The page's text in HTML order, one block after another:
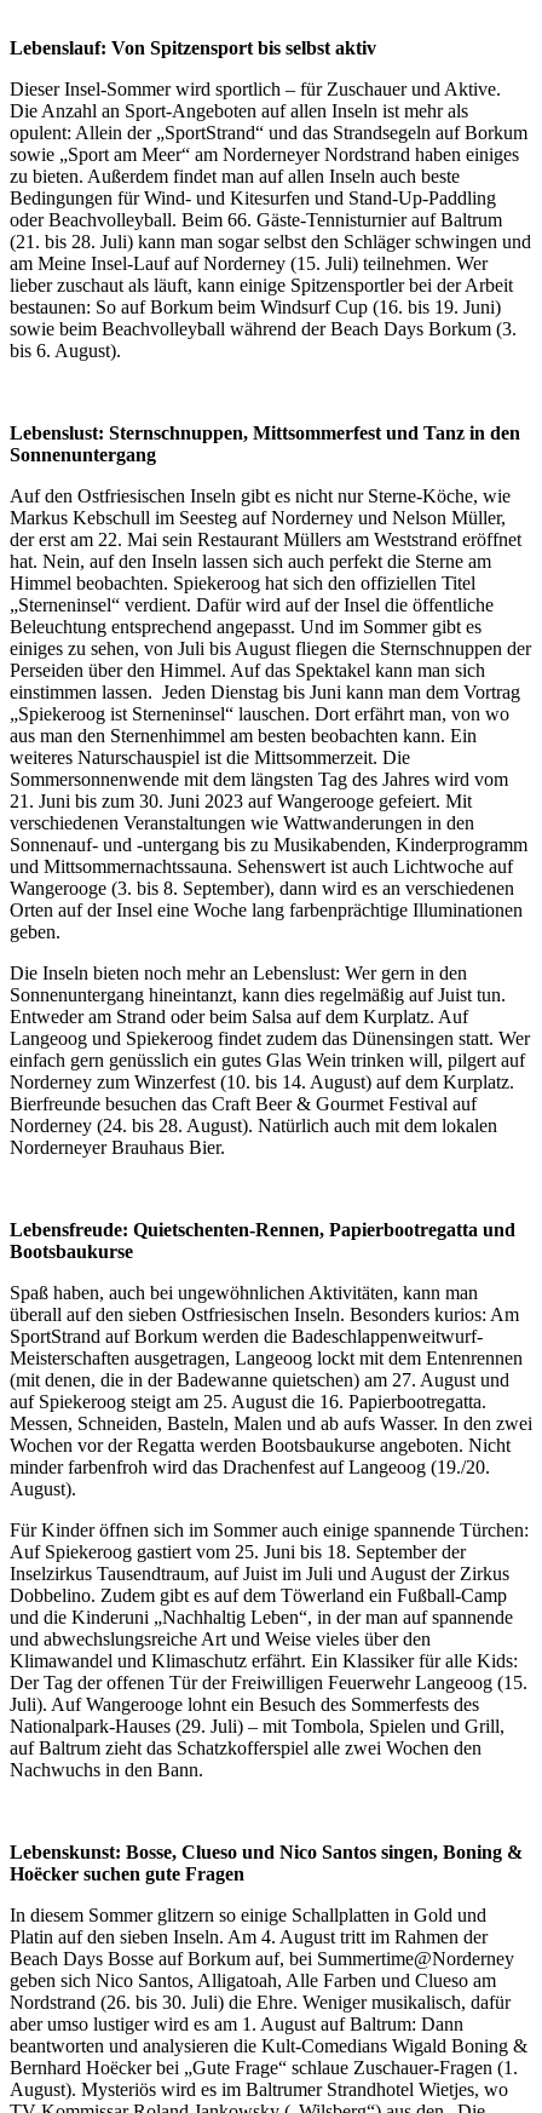
Lebenslauf: Von Spitzensport bis selbst aktiv
Dieser Insel-Sommer wird sportlich – für Zuschauer und Aktive.
Die Anzahl an Sport-Angeboten auf allen Inseln ist mehr als
opulent: Allein der „SportStrand“ und das Strandsegeln auf Borkum
sowie „Sport am Meer“ am Norderneyer Nordstrand haben einiges
zu bieten. Außerdem findet man auf allen Inseln auch beste
Bedingungen für Wind- und Kitesurfen und Stand-Up-Paddling
oder Beachvolleyball. Beim 66. Gäste-Tennisturnier auf Baltrum
(21. bis 28. Juli) kann man sogar selbst den Schläger schwingen und
am Meine Insel-Lauf auf Norderney (15. Juli) teilnehmen. Wer
lieber zuschaut als läuft, kann einige Spitzensportler bei der Arbeit
bestaunen: So auf Borkum beim Windsurf Cup (16. bis 19. Juni)
sowie beim Beachvolleyball während der Beach Days Borkum (3.
bis 6. August).
Lebenslust: Sternschnuppen, Mittsommerfest und Tanz in den
Sonnenuntergang
Auf den Ostfriesischen Inseln gibt es nicht nur Sterne-Köche, wie
Markus Kebschull im Seesteg auf Norderney und Nelson Müller,
der erst am 22. Mai sein Restaurant Müllers am Weststrand eröffnet
hat. Nein, auf den Inseln lassen sich auch perfekt die Sterne am
Himmel beobachten. Spiekeroog hat sich den offiziellen Titel
„Sterneninsel“ verdient. Dafür wird auf der Insel die öffentliche
Beleuchtung entsprechend angepasst. Und im Sommer gibt es
einiges zu sehen, von Juli bis August fliegen die Sternschnuppen der
Perseiden über den Himmel. Auf das Spektakel kann man sich
einstimmen lassen. Jeden Dienstag bis Juni kann man dem Vortrag
„Spiekeroog ist Sterneninsel“ lauschen. Dort erfährt man, von wo
aus man den Sternenhimmel am besten beobachten kann. Ein
weiteres Naturschauspiel ist die Mittsommerzeit. Die
Sommersonnenwende mit dem längsten Tag des Jahres wird vom
21. Juni bis zum 30. Juni 2023 auf Wangerooge gefeiert. Mit
verschiedenen Veranstaltungen wie Wattwanderungen in den
Sonnenauf- und -untergang bis zu Musikabenden, Kinderprogramm
und Mittsommernachtssauna. Sehenswert ist auch Lichtwoche auf
Wangerooge (3. bis 8. September), dann wird es an verschiedenen
Orten auf der Insel eine Woche lang farbenprächtige Illuminationen
geben.
Die Inseln bieten noch mehr an Lebenslust: Wer gern in den
Sonnenuntergang hineintanzt, kann dies regelmäßig auf Juist tun.
Entweder am Strand oder beim Salsa auf dem Kurplatz. Auf
Langeoog und Spiekeroog findet zudem das Dünensingen statt. Wer
einfach gern genüsslich ein gutes Glas Wein trinken will, pilgert auf
Norderney zum Winzerfest (10. bis 14. August) auf dem Kurplatz.
Bierfreunde besuchen das Craft Beer & Gourmet Festival auf
Norderney (24. bis 28. August). Natürlich auch mit dem lokalen
Norderneyer Brauhaus Bier.
Lebensfreude: Quietschenten-Rennen, Papierbootregatta und
Bootsbaukurse
Spaß haben, auch bei ungewöhnlichen Aktivitäten, kann man
überall auf den sieben Ostfriesischen Inseln. Besonders kurios: Am
SportStrand auf Borkum werden die Badeschlappenweitwurf-
Meisterschaften ausgetragen, Langeoog lockt mit dem Entenrennen
(mit denen, die in der Badewanne quietschen) am 27. August und
auf Spiekeroog steigt am 25. August die 16. Papierbootregatta.
Messen, Schneiden, Basteln, Malen und ab aufs Wasser. In den zwei
Wochen vor der Regatta werden Bootsbaukurse angeboten. Nicht
minder farbenfroh wird das Drachenfest auf Langeoog (19./20.
August).
Für Kinder öffnen sich im Sommer auch einige spannende Türchen:
Auf Spiekeroog gastiert vom 25. Juni bis 18. September der
Inselzirkus Tausendtraum, auf Juist im Juli und August der Zirkus
Dobbelino. Zudem gibt es auf dem Töwerland ein Fußball-Camp
und die Kinderuni „Nachhaltig Leben“, in der man auf spannende
und abwechslungsreiche Art und Weise vieles über den
Klimawandel und Klimaschutz erfährt. Ein Klassiker für alle Kids:
Der Tag der offenen Tür der Freiwilligen Feuerwehr Langeoog (15.
Juli). Auf Wangerooge lohnt ein Besuch des Sommerfests des
Nationalpark-Hauses (29. Juli) – mit Tombola, Spielen und Grill,
auf Baltrum zieht das Schatzkofferspiel alle zwei Wochen den
Nachwuchs in den Bann.
Lebenskunst: Bosse, Clueso und Nico Santos singen, Boning &
Hoëcker suchen gute Fragen
In diesem Sommer glitzern so einige Schallplatten in Gold und
Platin auf den sieben Inseln. Am 4. August tritt im Rahmen der
Beach Days Bosse auf Borkum auf, bei Summertime@Norderney
geben sich Nico Santos, Alligatoah, Alle Farben und Clueso am
Nordstrand (26. bis 30. Juli) die Ehre. Weniger musikalisch, dafür
aber umso lustiger wird es am 1. August auf Baltrum: Dann
beantworten und analysieren die Kult-Comedians Wigald Boning &
Bernhard Hoëcker bei „Gute Frage“ schlaue Zuschauer-Fragen (1.
August). Mysteriös wird es im Baltrumer Strandhotel Wietjes, wo